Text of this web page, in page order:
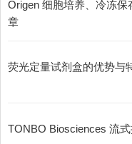
Origen 细胞培养、冷冻保
章
荧光定量试剂盒的优势与
TONBO Biosciences 流